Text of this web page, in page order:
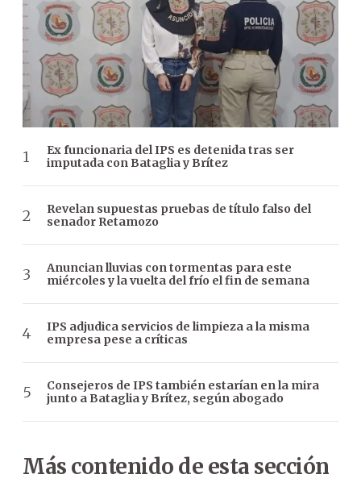
Ex funcionaria del IPS es detenida tras ser
imputada con Bataglia y Brítez
Revelan supuestas pruebas de título falso del
senador Retamozo
Anuncian lluvias con tormentas para este
miércoles y la vuelta del frío el fin de semana
IPS adjudica servicios de limpieza a la misma
empresa pese a críticas
Consejeros de IPS también estarían en la mira
junto a Bataglia y Brítez, según abogado
Más contenido de esta sección